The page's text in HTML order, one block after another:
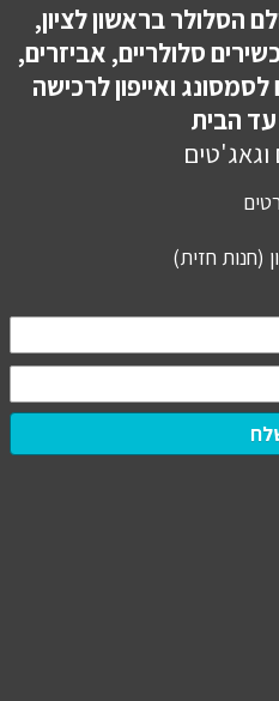
הסלולר בראשון לציון,
סלולריים, אביזרים,
ואייפון לרכישה
עד הבית
וגאג'טים